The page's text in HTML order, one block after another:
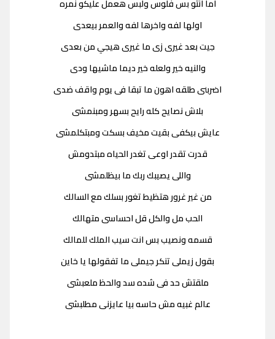
اما انتو بس فلوس ولبس هعمل عليكو نمره
اولها لفه واخرها لفه والعمر بيعدى
جيت بعد غيرى زى ما غيرى هيجي من بعدى
والنيه خير ولعله خير ديما ماشيها ودى
اضربنى طلقه اهون ما تبقا فى يوم واقف ضدى
بلاش نصايح كله رايح بسهر ومبنمشى
عايش بيكفى بقيت مخيف بسكت ومبتكلمشى
قدرت تقدر اوعى تغدر الحياه مبتدومش
واللى يصيبك ربك ما بيظلمشى
من غير غرور هتظيط تغور بسلك مع السالك
الحب مل والكل قل احساسى متهالك
قسمه ونصيب بس انت سيب الملك للمالك
بقول زيملى تنكر جيملى ما تفقولها يا خاين
ملقتش حد فى شده سد والحظ ملعبشى
عالم غبيه مش حاسه بيا عايزنى مطلبشى